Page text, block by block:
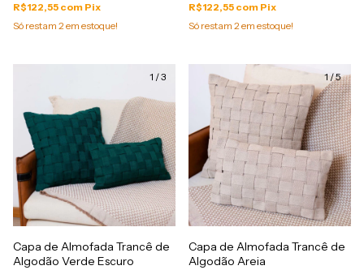
R$122,55 com Pix
Só restam 2em estoque!
R$122,55 com Pix
Só restam 2em estoque!
1 /3
Capa de Almofada Trancê de
Algodão Verde Escuro
1/5
Capa de Almofada Trancê de
Algodão Areia